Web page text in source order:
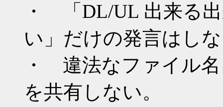
・ 「DL/UL 出来る
い」だけの発言はし
・ 違法なファイル
を共有しない。